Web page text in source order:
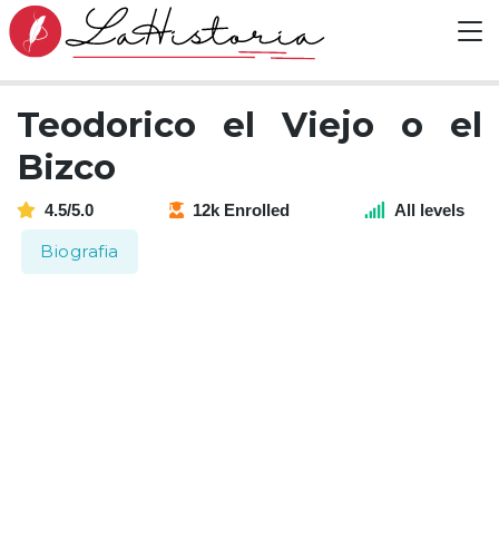
Teodorico el Viejo o el
Bizco
4.5/5.0 12k Enrolled All levels
Biografia